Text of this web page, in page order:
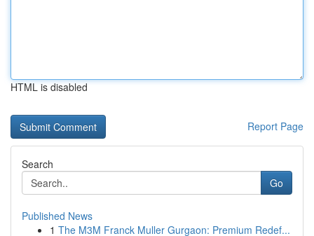
HTML is disabled
Report Page
Search
Go
Published News
1 The M3M Franck Muller Gurgaon: Premium Redef...